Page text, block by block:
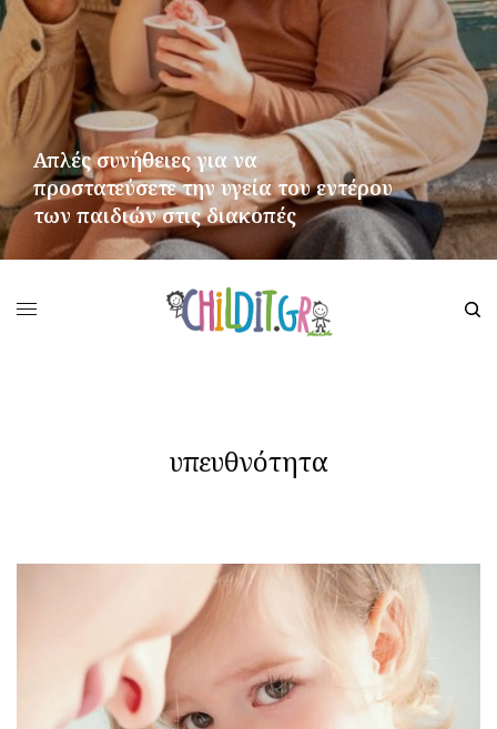
Απλές συνήθειες για να
προστατεύσετε την υγεία του εντέρου
των παιδιών στις διακοπές
υπευθνότητα